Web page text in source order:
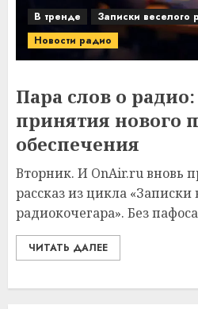
В тренде
Записки веселого
Новости радио
Пара слов о
принятия нового
обеспечения
Вторник. И OnAir.ru вновь
рассказ из цикла «Записки
радиокочегара». Без
ЧИТАТЬ ДАЛЕЕ